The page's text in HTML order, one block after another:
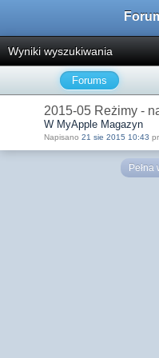
Wyniki wyszukiwania
Forums
2015-05 Reżimy -
W MyApple Magazyn
Napisano 21 sie 2015 10:43
Pełna